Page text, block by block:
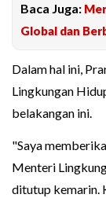
Baca Juga:
Global dan
Dalam hal ini,
Lingkungan
belakangan ini.
"Saya
Menteri
ditutup kemarin.